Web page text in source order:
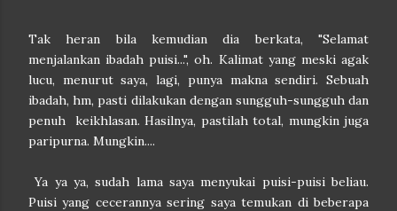
Tak heran bila kemudian dia berkata, "Selamat
menjalankan ibadah puisi...", oh. Kalimat yang meski agak
lucu, menurut saya, lagi, punya makna sendiri. Sebuah
ibadah, hm, pasti dilakukan dengan sungguh-sungguh dan
penuh keikhlasan. Hasilnya, pastilah total, mungkin juga
paripurna. Mungkin....
Ya ya ya, sudah lama saya menyukai puisi-puisi beliau.
Puisi yang cecerannya sering saya temukan di beberapa